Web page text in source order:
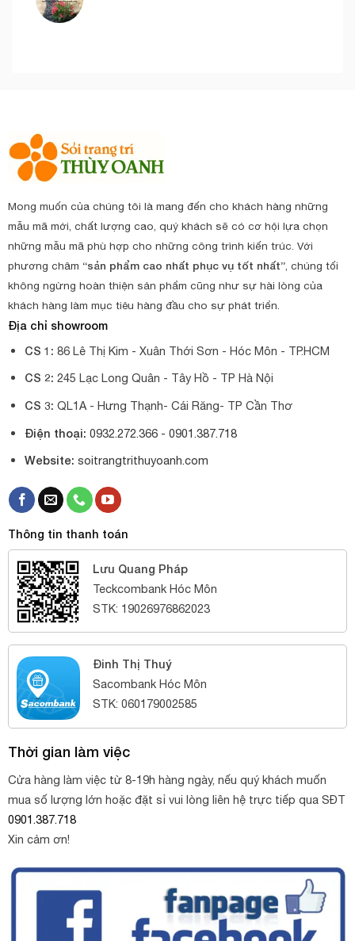
Mong muốn của chúng tôi là mang đến cho khách hàng những
mẫu mã mới, chất lượng cao, quý khách sẽ có cơ hội lựa chọn
những mẫu mã phù hợp cho những công trình kiến trúc. Với
phương châm “sản phẩm cao nhất phục vụ tốt nhất”, chúng tối
không ngừng hoàn thiện sản phẩm cũng như sự hài lòng của
khách hàng làm mục tiêu hàng đầu cho sự phát triển.
Địa chỉ showroom
CS 1: 86 Lê Thị Kim - Xuân Thới Sơn - Hóc Môn - TP.HCM
CS 2: 245 Lạc Long Quân - Tây Hồ - TP Hà Nội
CS 3: QL1A - Hưng Thạnh- Cái Răng- TP Cần Thơ
Điện thoại: 0932.272.366 - 0901.387.718
Website: soitrangtrithuyoanh.com
Thông tin thanh toán
Lưu Quang Pháp
Teckcombank Hóc Môn
STK: 19026976862023
Đinh Thị Thuý
Sacombank Hóc Môn
STK: 060179002585
Thời gian làm việc
Cửa hàng làm việc từ 8-19h hàng ngày, nếu quý khách muốn
mua số lượng lớn hoặc đặt sỉ vui lòng liên hệ trực tiếp qua SĐT
0901.387.718
Xin cảm ơn!